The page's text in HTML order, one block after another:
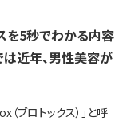
を5秒でわかる内容
は近年、男性美容が
ブロトックス）」と呼